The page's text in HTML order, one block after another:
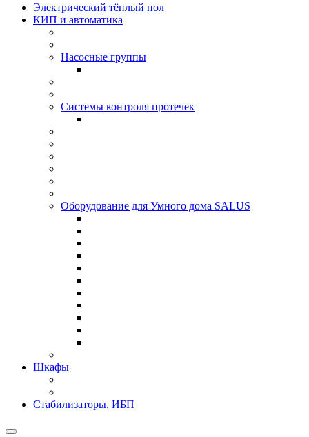
Электрический тёплый пол
КИП и автоматика
Насосные группы
Системы контроля протeчек
Оборудование для Умного дома SALUS
Шкафы
Стабилизаторы, ИБП